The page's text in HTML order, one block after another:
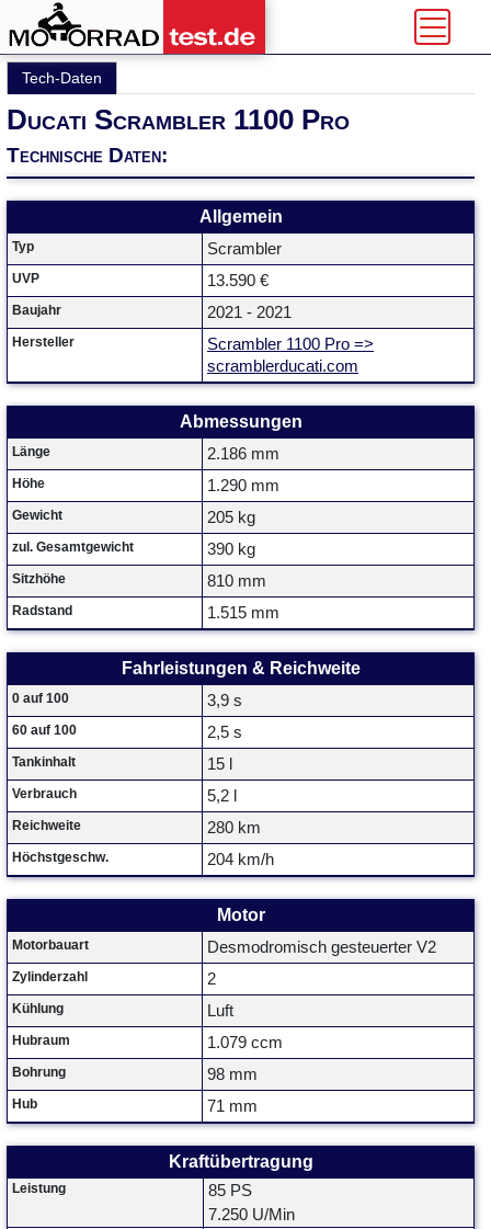
Tech-Daten
Ducati Scrambler 1100 Pro
Technische Daten:
Allgemein
Typ Scrambler
UVP 13.590 €
Baujahr 2021 - 2021
Hersteller
Scrambler 1100 Pro =>
scramblerducati.com
Abmessungen
Länge 2.186 mm
Höhe 1.290 mm
Gewicht 205 kg
zul. Gesamtgewicht 390 kg
Sitzhöhe 810 mm
Radstand 1.515 mm
Fahrleistungen & Reichweite
0 auf 100 3,9 s
60 auf 100 2,5 s
Tankinhalt 15 l
Verbrauch 5,2 l
Reichweite 280 km
Höchstgeschw. 204 km/h
Motor
Motorbauart Desmodromisch gesteuerter V2
Zylinderzahl 2
Kühlung Luft
Hubraum 1.079 ccm
Bohrung 98 mm
Hub 71 mm
Kraftübertragung
Leistung
85 PS
7.250 U/Min